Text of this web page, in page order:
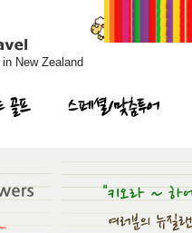
New Zealand
골프 스페셜/맞춤투어